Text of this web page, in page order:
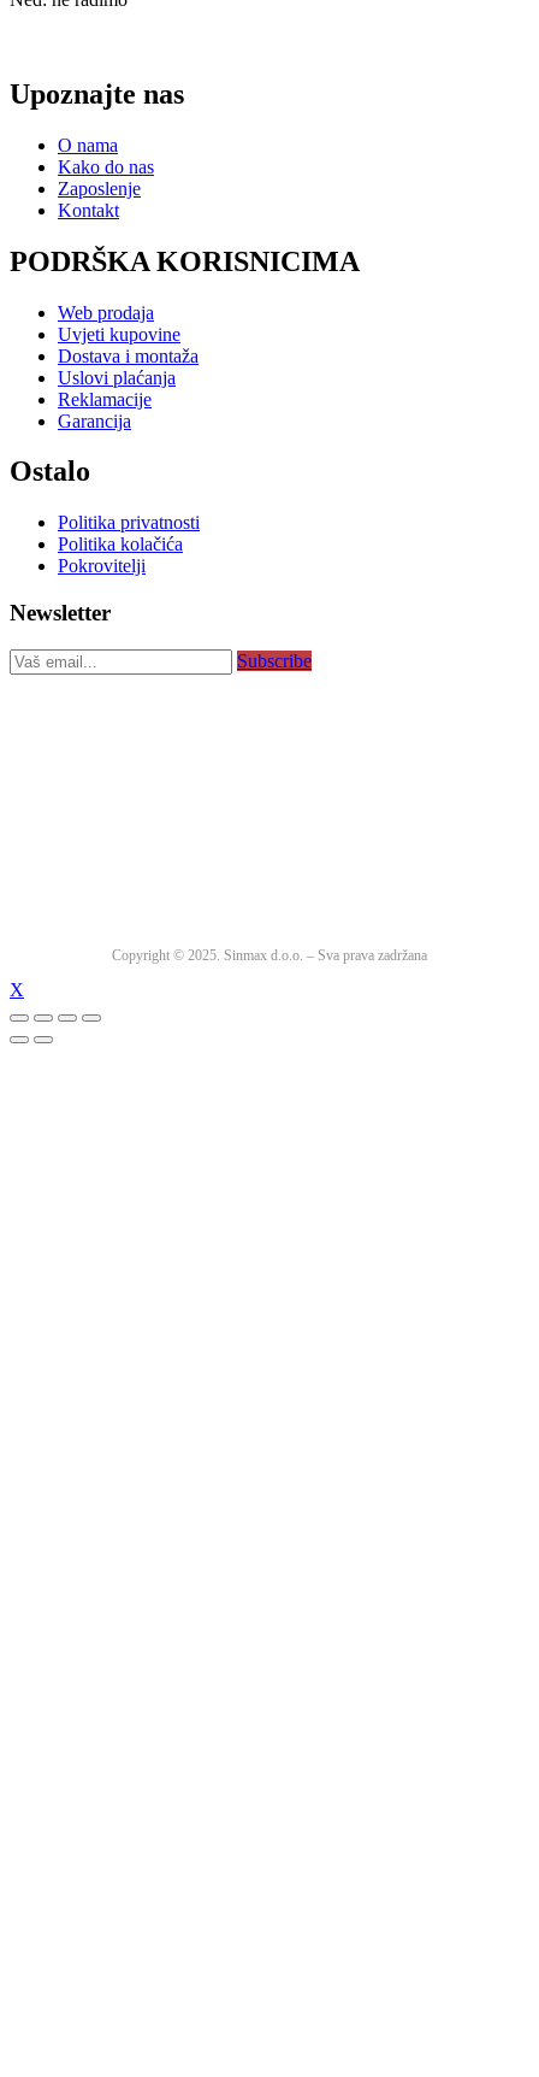
Upoznajte nas
O nama
Kako do nas
Zaposlenje
Kontakt
PODRŠKA KORISNICIMA
Web prodaja
Uvjeti kupovine
Dostava i montaža
Uslovi plaćanja
Reklamacije
Garancija
Ostalo
Politika privatnosti
Politika kolačića
Pokrovitelji
Newsletter
Subscribe
Copyright © 2025. Sinmax d.o.o. – Sva prava zadržana
X